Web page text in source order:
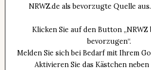
NRWZ.de als bevorzugte Quelle
Klicken Sie auf den Button „NRWZ
bevorzugen“.
Melden Sie sich bei Bedarf mit Ihrem
Aktivieren Sie das Kästchen neben